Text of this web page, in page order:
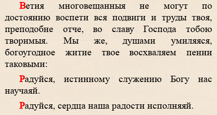
Ветия многовещанныя не могут по
достоянию воспети вся подвиги и труды твоя,
преподобне отче, во славу Господа тобою
творимыя. Мы же, душами умиляяся,
богоугодное житие твое восхваляем пении
таковыми:
Радуйся, истинному служению Богу нас
научаяй.
Радуйся, сердца наша радости исполняяй.